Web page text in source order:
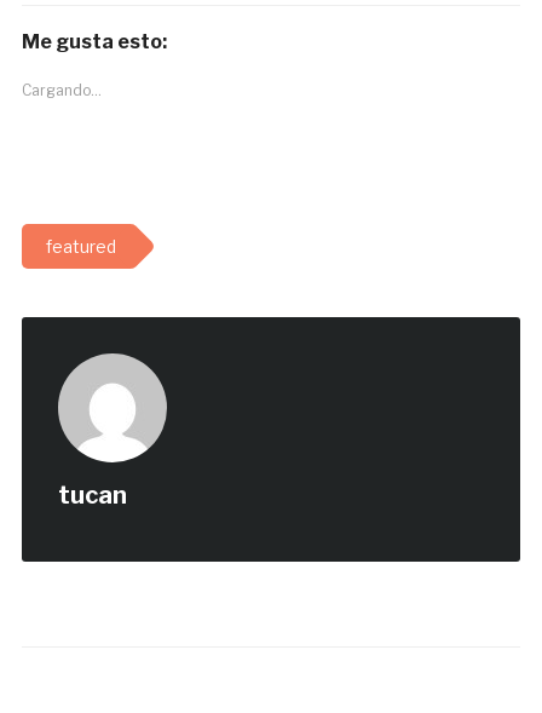
Me gusta esto:
Cargando...
featured
tucan